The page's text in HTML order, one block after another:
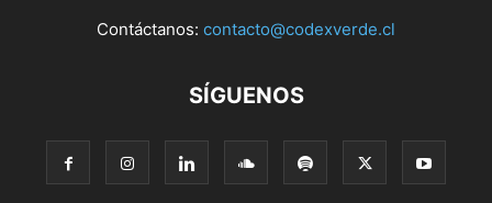
Contáctanos: contacto@codexverde.cl
SÍGUENOS